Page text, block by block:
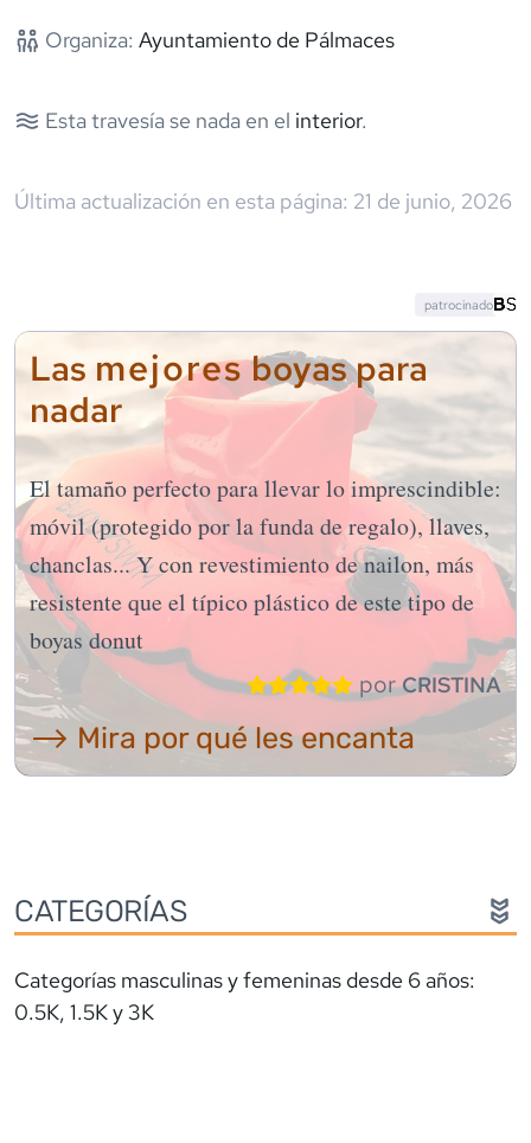
Organiza: Ayuntamiento de Pálmaces
Esta travesía se nada en el interior.
Última actualización en esta página: 21 de junio, 2026
Las mejoresboyas para
nadar
El tamaño perfecto para llevar lo imprescindible:
móvil (protegido por la funda de regalo), llaves,
chanclas... Y con revestimiento de nailon, más
resistente que el típico plástico de este tipo de
boyas donut
porCRISTINA
⟶ Mira por qué les encanta
patrocinado
CATEGORÍAS
Categorías masculinas y femeninas desde 6 años:
0.5K, 1.5K y 3K